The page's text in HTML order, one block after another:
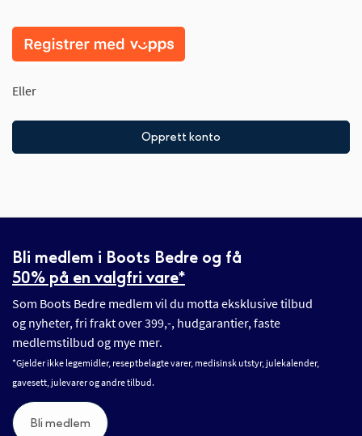
Eller
Opprett konto
Bli medlem i Boots Bedre og få
50% på en valgfri vare*
Som Boots Bedre medlem vil du motta eksklusive tilbud
og nyheter, fri frakt over 399,-, hudgarantier, faste
medlemstilbud og mye mer.
*Gjelder ikke legemidler, reseptbelagte varer, medisinsk utstyr, julekalender,
gavesett, julevarer og andre tilbud.
Bli medlem